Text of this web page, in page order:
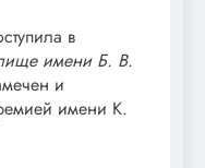
в
имени Б. В.
и
имени К.